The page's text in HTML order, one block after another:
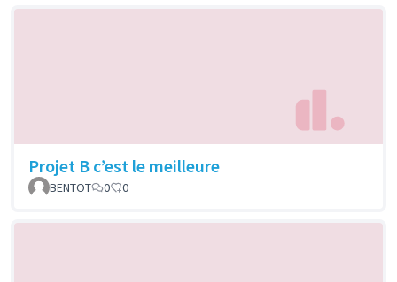
Projet B c’est le meilleure
BENTOT 0 0